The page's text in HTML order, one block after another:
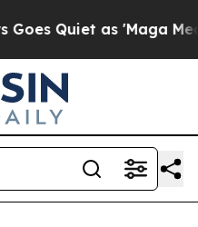
as 'Maga Media